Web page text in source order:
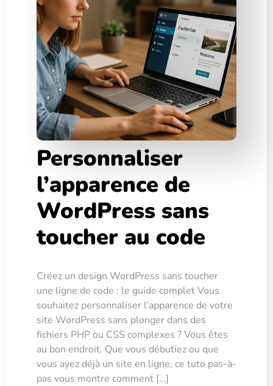
Personnaliser
l’apparence de
WordPress sans
toucher au code
Créez un design WordPress sans toucher
une ligne de code : le guide complet Vous
souhaitez personnaliser l’apparence de votre
site WordPress sans plonger dans des
fichiers PHP ou CSS complexes ? Vous êtes
au bon endroit. Que vous débutiez ou que
vous ayez déjà un site en ligne, ce tuto pas-à-
pas vous montre comment […]